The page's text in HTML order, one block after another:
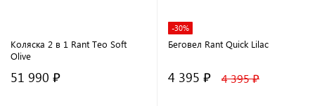
Коляска 2 в 1 Rant Teo Soft
Olive
51 990 ₽
-30%
Беговел Rant Quick Lilac
4 395 ₽ 4 395 ₽